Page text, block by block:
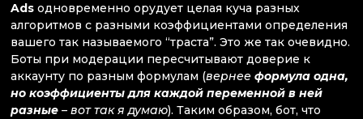
Ads одновременно орудует целая куча разных
алгоритмов с разными коэффициентами определения
вашего так называемого “траста”. Это же так очевидно.
Боты при модерации пересчитывают доверие к
аккаунту по разным формулам (вернее формула одна,
но коэффициенты для каждой переменной в ней
разные – вот так я думаю). Таким образом, бот, что